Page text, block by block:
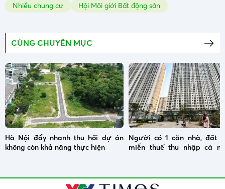
Nhiều chung cư Hội Môi giới Bất động sản
CÙNG CHUYÊN MỤC
Hà Nội đẩy nhanh thu hồi dự án
không còn khả năng thực hiện
Người có 1 căn nhà, đất
miễn thuế thu nhập cá